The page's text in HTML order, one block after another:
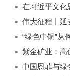
“绿色中铜”从
紫金矿业：高
中国恩菲与绿